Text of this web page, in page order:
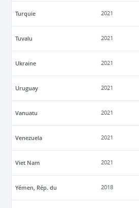
Turquie 2021
Tuvalu 2021
Ukraine 2021
Uruguay 2021
Vanuatu 2021
Venezuela 2021
Viet Nam 2021
Yémen, Rép. du 2018